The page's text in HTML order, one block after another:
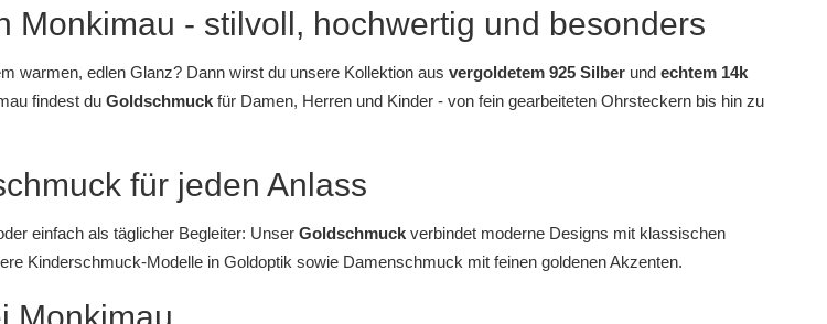
Monkimau - stilvoll, hochwertig und besonders
warmen, edlen Glanz? Dann wirst du unsere Kollektion aus vergoldetem 925 Silberund echtem 14k
findest du Goldschmuckfür Damen, Herren und Kinder - von fein gearbeiteten Ohrsteckernbis hin zu
für jeden Anlass
einfach als täglicher Begleiter: Unser Goldschmuckverbindet moderne Designs mit klassischen
Kinderschmuck-Modellein Goldoptik sowie Damenschmuck mit feinen goldenen Akzenten.